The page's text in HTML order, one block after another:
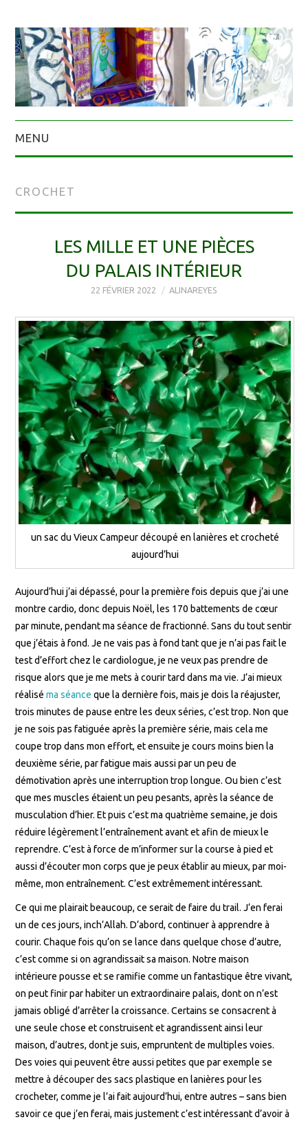
MENU
CROCHET
LES MILLE ET UNE PIÈCES
DU PALAIS INTÉRIEUR
22 FÉVRIER 2022 ALINAREYES
un sac du Vieux Campeur découpé en lanières et crocheté
aujourd’hui
Aujourd’hui j’ai dépassé, pour la première fois depuis que j’ai une
montre cardio, donc depuis Noël, les 170 battements de cœur
par minute, pendant ma séance de fractionné. Sans du tout sentir
que j’étais à fond. Je ne vais pas à fond tant que je n’ai pas fait le
test d’effort chez le cardiologue, je ne veux pas prendre de
risque alors que je me mets à courir tard dans ma vie. J’ai mieux
réaliséma séance que la dernière fois, mais je dois la réajuster,
trois minutes de pause entre les deux séries, c’est trop. Non que
je ne sois pas fatiguée après la première série, mais cela me
coupe trop dans mon effort, et ensuite je cours moins bien la
deuxième série, par fatigue mais aussi par un peu de
démotivation après une interruption trop longue. Ou bien c’est
que mes muscles étaient un peu pesants, après la séance de
musculation d’hier. Et puis c’est ma quatrième semaine, je dois
réduire légèrement l’entraînement avant et afin de mieux le
reprendre. C’est à force de m’informer sur la course à pied et
aussi d’écouter mon corps que je peux établir au mieux, par moi-
même, mon entraînement. C’est extrêmement intéressant.
Ce qui me plairait beaucoup, ce serait de faire du trail. J’en ferai
un de ces jours, inch’Allah. D’abord, continuer à apprendre à
courir. Chaque fois qu’on se lance dans quelque chose d’autre,
c’est comme si on agrandissait sa maison. Notre maison
intérieure pousse et se ramifie comme un fantastique être vivant,
on peut finir par habiter un extraordinaire palais, dont on n’est
jamais obligé d’arrêter la croissance. Certains se consacrent à
une seule chose et construisent et agrandissent ainsi leur
maison, d’autres, dont je suis, empruntent de multiples voies.
Des voies qui peuvent être aussi petites que par exemple se
mettre à découper des sacs plastique en lanières pour les
crocheter, comme je l’ai fait aujourd’hui, entre autres – sans bien
savoir ce que j’en ferai, mais justement c’est intéressant d’avoir à